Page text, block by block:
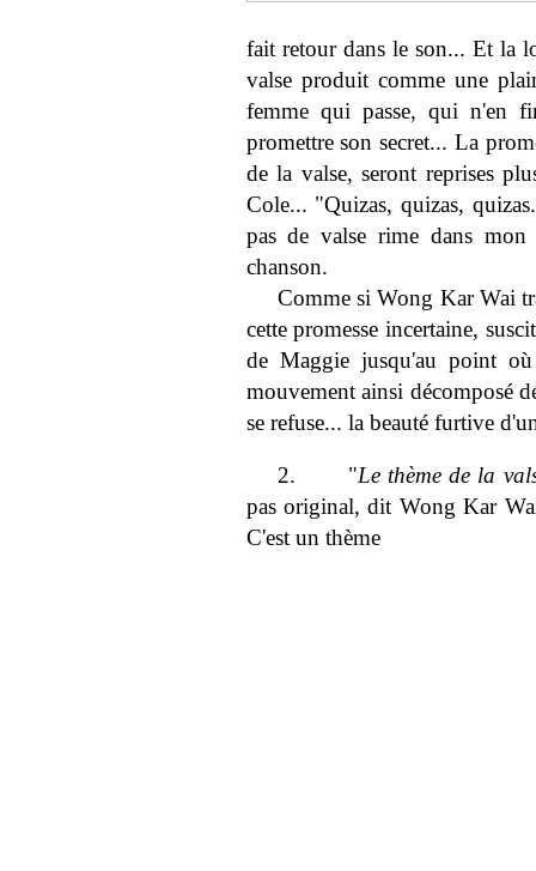
fait retour dans le son... Et la
valse produit comme une
femme qui passe, qui n'en
promettre son secret... La
de la valse, seront reprises
Cole... "Quizas, quizas,
pas de valse rime dans
chanson.
Comme si Wong Kar Wai
cette promesse incertaine,
de Maggie jusqu'au point
mouvement ainsi décomposé
se refuse... la beauté furtive
2. "Le thème de la
pas original, dit Wong Kar
C'est un thème